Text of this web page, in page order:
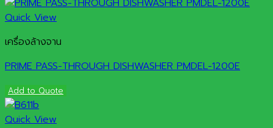
Quick View
เครื่องล้างจาน
PRIME PASS-THROUGH DISHWASHER PMDEL-1200E
Add to Quote
Quick View